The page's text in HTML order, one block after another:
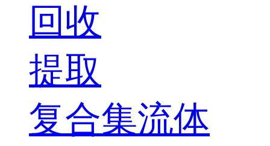
回收
提取
复合集流体